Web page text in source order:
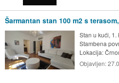
Šarmantan stan 100 m2 s
Stan u kući, 1.
Stambena
Lokacija:
Objavljen: